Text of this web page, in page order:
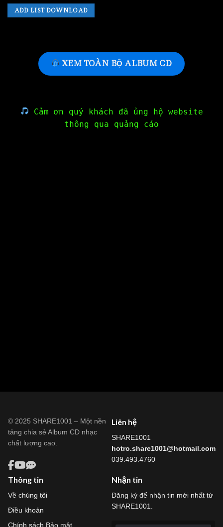
ADD LIST DOWNLOAD
XEM TOÀN BỘ ALBUM CD
Cảm ơn quý khách đã ủng hộ website
thông qua quảng cáo
© 2025 SHARE1001 – Một nền
tảng chia sẻ Album CD nhạc
chất lượng cao.
Liên hệ
SHARE1001
hotro.share1001@hotmail.com
039.493.4760
Thông tin
Về chúng tôi
Điều khoản
Chính sách Bảo mật
Nhận tin
Đăng ký để nhận tin mới nhất từ
SHARE1001.